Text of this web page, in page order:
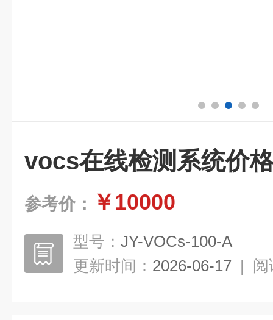
vocs在线检测系统价
参考价： ￥10000
型号： JY-VOCs-100-A
更新时间： 2026-06-17 | 阅